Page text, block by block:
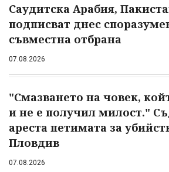
Саудитска Арабия,
подписват днес
съвместна отбрана
07.08.2026
"Смазването на човек,
и не е получил милост."
ареста петимата за
Пловдив
07.08.2026